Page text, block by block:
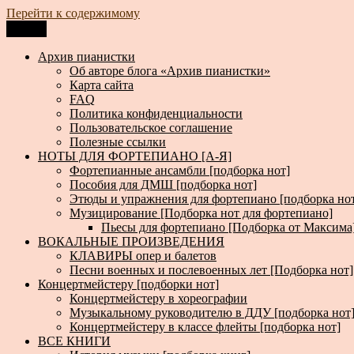
Перейти к содержимому
Архив пианистки
Всё для пианистов: ноты, книги, музыка, статьи…
Архив пианистки
Об авторе блога «Архив пианистки»
Карта сайта
FAQ
Политика конфиденциальности
Пользовательское соглашение
Полезные ссылки
НОТЫ ДЛЯ ФОРТЕПИАНО [А-Я]
Фортепианные ансамбли [подборка нот]
Пособия для ДМШ [подборка нот]
Этюды и упражнения для фортепиано [подборка
Музицирование [Подборка нот для фортепиано]
Пьесы для фортепиано [Подборка от
ВОКАЛЬНЫЕ ПРОИЗВЕДЕНИЯ
КЛАВИРЫ опер и балетов
Песни военных и послевоенных лет [Подборка нот]
Концертмейстеру [подборки нот]
Концертмейстеру в хореографии
Музыкальному руководителю в ДДУ [подборка нот]
Концертмейстеру в классе флейты [подборка нот]
ВСЕ КНИГИ